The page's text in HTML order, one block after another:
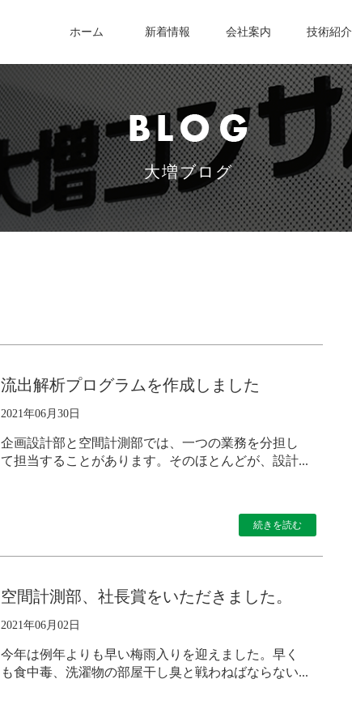
ホーム 新着情報 会社案内 技術紹介
大増ブログ
流出解析プログラムを作成しました
2021年06月30日
企画設計部と空間計測部では、一つの業務を分担し
て担当することがあります。そのほとんどが、設計...
続きを読む
空間計測部、社長賞をいただきました。
2021年06月02日
今年は例年よりも早い梅雨入りを迎えました。早く
も食中毒、洗濯物の部屋干し臭と戦わねばならない...